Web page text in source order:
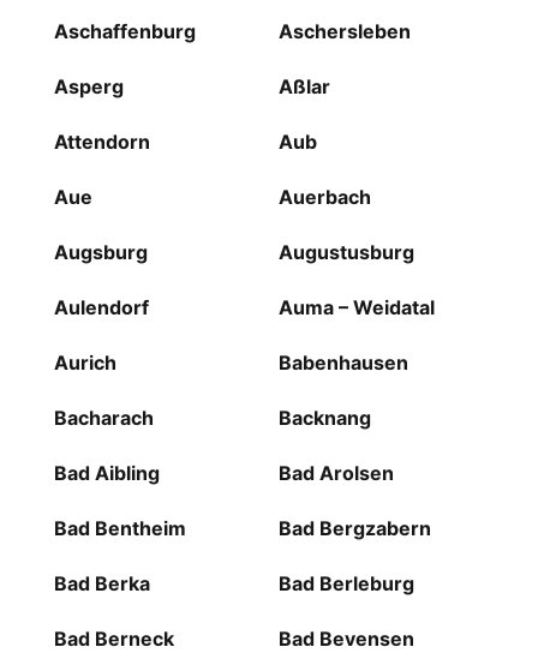
Aschaffenburg Aschersleben
Asperg Aßlar
Attendorn Aub
Aue Auerbach
Augsburg Augustusburg
Aulendorf Auma – Weidatal
Aurich Babenhausen
Bacharach Backnang
Bad Aibling Bad Arolsen
Bad Bentheim Bad Bergzabern
Bad Berka Bad Berleburg
Bad Berneck Bad Bevensen